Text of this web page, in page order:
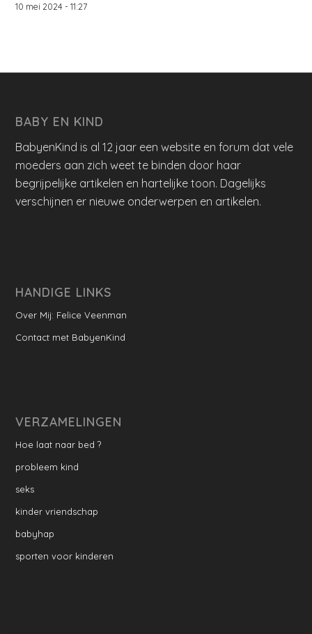
10 mei 2024 - 11:27
BABY EN KIND
BabyenKind is al 12 jaar een website en forum dat vele
moeders aan zich weet te binden door haar
begrijpelijke artikelen en hartelijke toon. Dagelijks
verschijnen er nieuwe onderwerpen en artikelen.
HANDIGE LINKS
Over Mij: Felice Veenman
Contact met BabyenKind
VERZAMELINGEN
Hoe laat naar bed ?
probleem kind
seks
kinder vriendschap
babyhap
sporten voor kinderen